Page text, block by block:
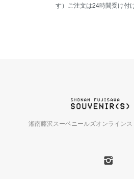
す）ご注文は24時間受け付
湘南藤沢スーベニールズオンライン